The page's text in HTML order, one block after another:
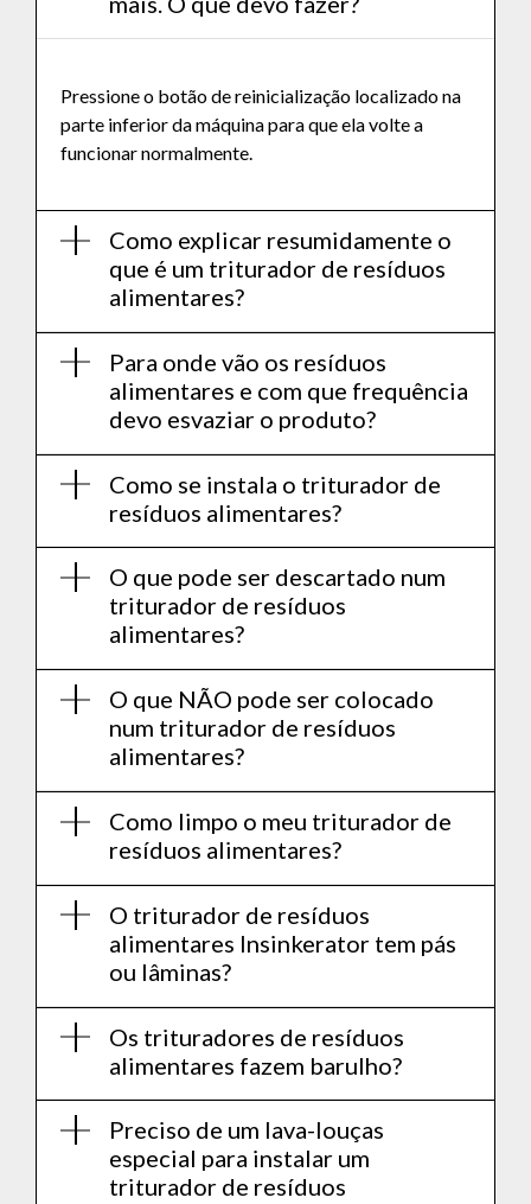
Pressione o botão de reinicialização localizado na
parte inferior da máquina para que ela volte a
funcionar normalmente.
Como explicar resumidamente o
que é um triturador de resíduos
alimentares?
Para onde vão os resíduos
alimentares e com que frequência
devo esvaziar o produto?
Como se instala o triturador de
resíduos alimentares?
O que pode ser descartado num
triturador de resíduos
alimentares?
O que NÃO pode ser colocado
num triturador de resíduos
alimentares?
Como limpo o meu triturador de
resíduos alimentares?
O triturador de resíduos
alimentares Insinkerator tem pás
ou lâminas?
Os trituradores de resíduos
alimentares fazem barulho?
Preciso de um lava-louças
especial para instalar um
triturador de resíduos